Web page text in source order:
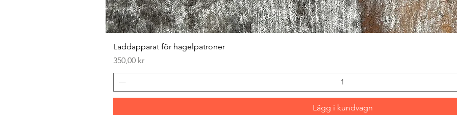
Laddapparat för hagelpatroner
Pris
350,00 kr
Lägg i kundvagn